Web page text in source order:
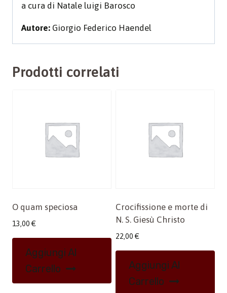
a cura di Natale luigi Barosco
Autore: Giorgio Federico Haendel
Prodotti correlati
O quam speciosa
13,00 €
Aggiungi Al
Carrello
Crocifissione e morte di
N. S. Giesù Christo
22,00 €
Aggiungi Al
Carrello